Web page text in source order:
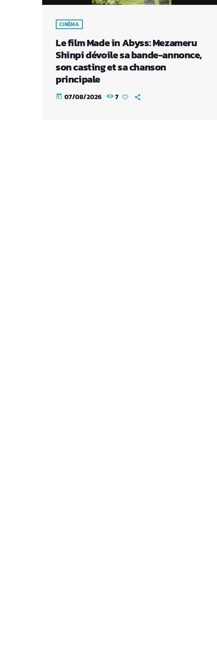
CINÉMA
Le film Made in Abyss: Mezameru
Shinpi dévoile sa bande-annonce,
son casting et sa chanson
principale
today 07/08/2026 7